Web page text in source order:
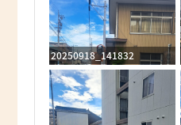
20250918_141832